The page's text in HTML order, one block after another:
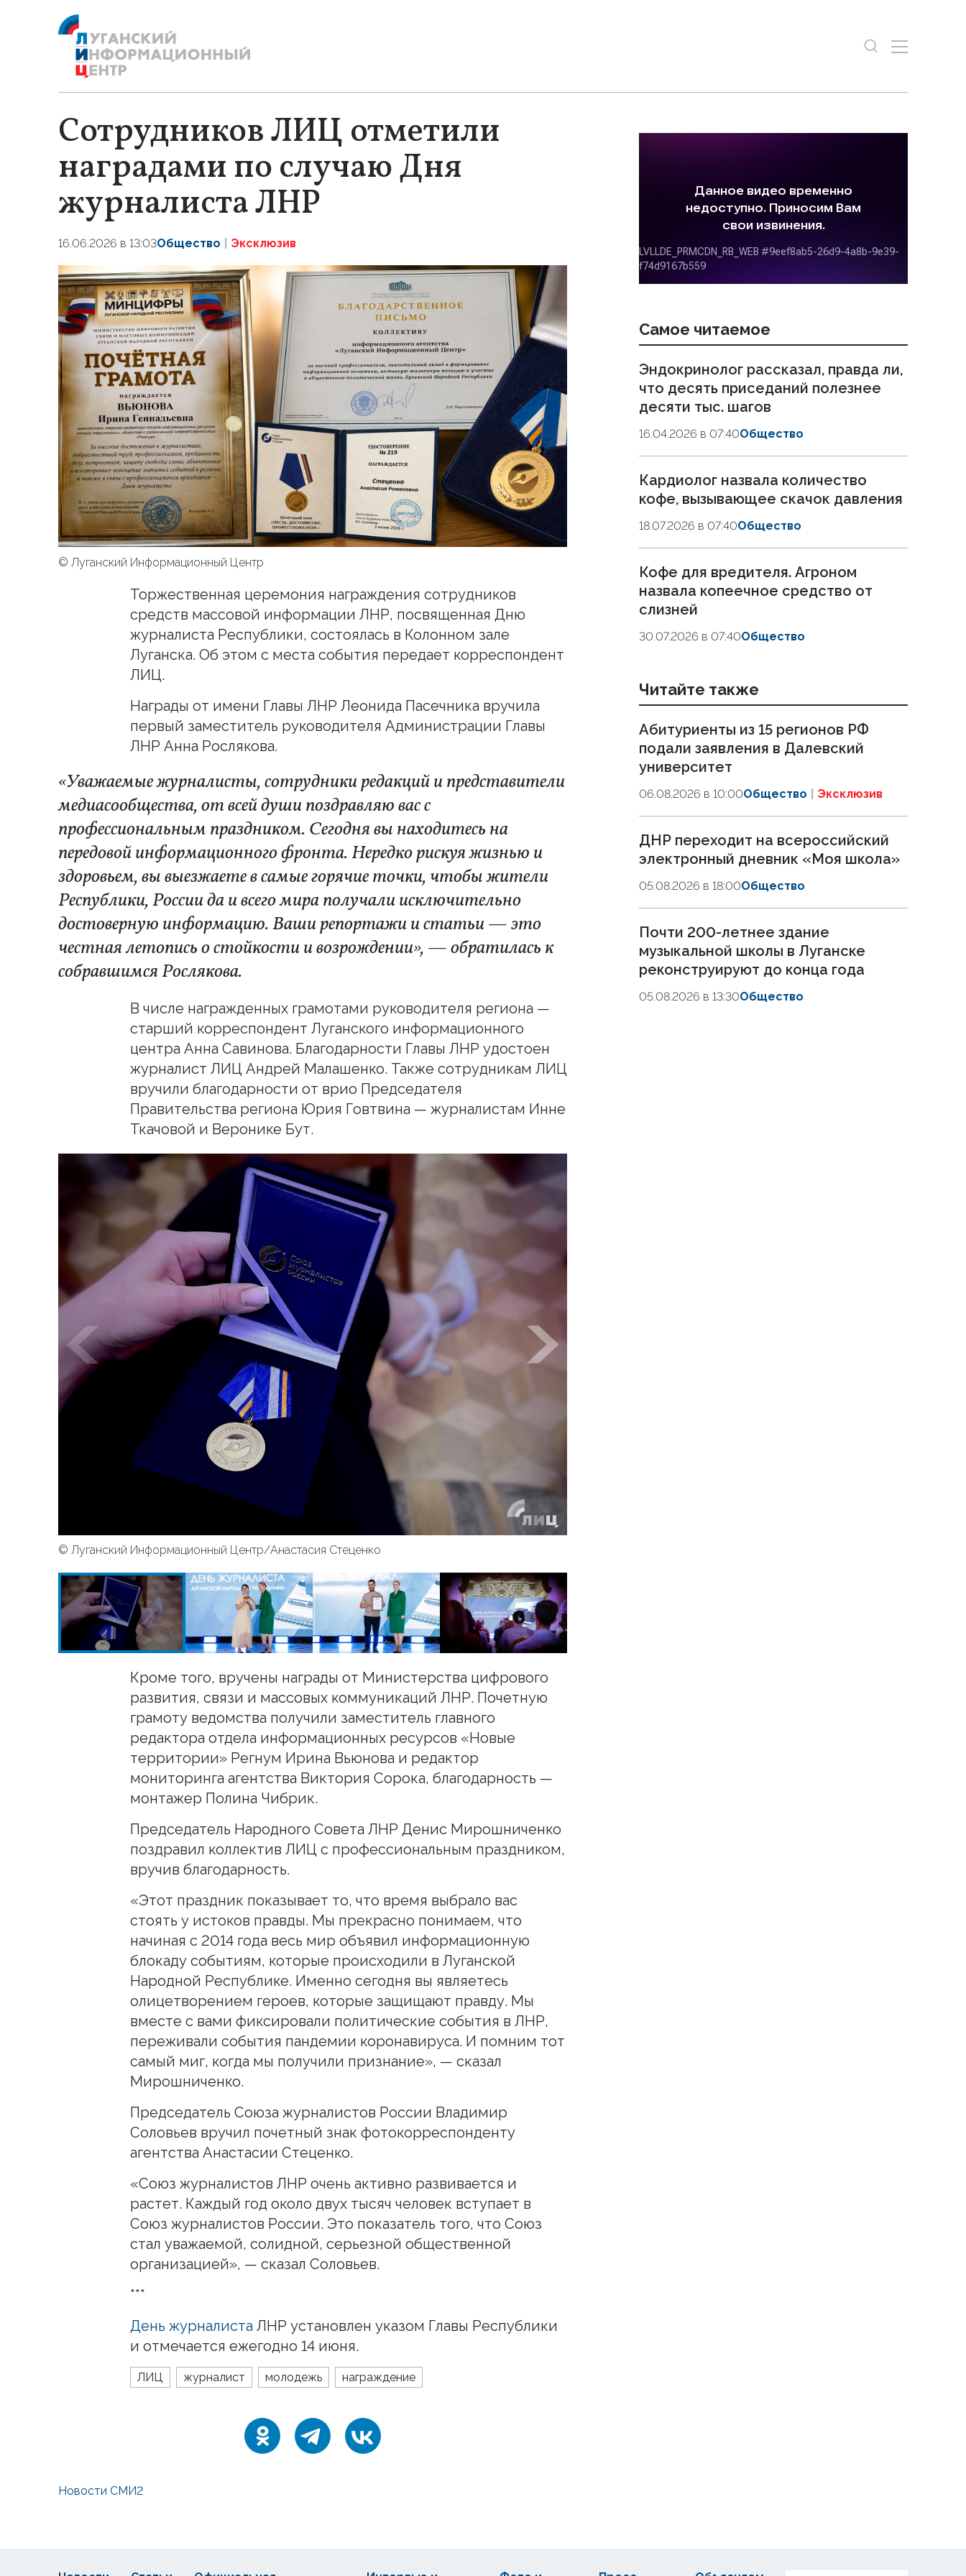
Сотрудников ЛИЦ отметили
наградами по случаю Дня
журналиста ЛНР
16.06.2026 в 13:03Общество Эксклюзив
© Луганский Информационный Центр
Торжественная церемония награждения сотрудников
средств массовой информации ЛНР, посвященная Дню
журналиста Республики, состоялась в Колонном зале
Луганска. Об этом с места события передает корреспондент
ЛИЦ.
Награды от имени Главы ЛНР Леонида Пасечника вручила
первый заместитель руководителя Администрации Главы
ЛНР Анна Рослякова.
«Уважаемые журналисты, сотрудники редакций и представители
медиасообщества, от всей души поздравляю вас с
профессиональным праздником. Сегодня вы находитесь на
передовой информационного фронта. Нередко рискуя жизнью и
здоровьем, вы выезжаете в самые горячие точки, чтобы жители
Республики, России да и всего мира получали исключительно
достоверную информацию. Ваши репортажи и статьи — это
честная летопись о стойкости и возрождении», — обратилась к
собравшимся Рослякова.
В числе награжденных грамотами руководителя региона —
старший корреспондент Луганского информационного
центра Анна Савинова. Благодарности Главы ЛНР удостоен
журналист ЛИЦ Андрей Малашенко. Также сотрудникам ЛИЦ
вручили благодарности от врио Председателя
Правительства региона Юрия Говтвина — журналистам Инне
Ткачовой и Веронике Бут.
© Луганский Информационный Центр/Анастасия Стеценко
Кроме того, вручены награды от Министерства цифрового
развития, связи и массовых коммуникаций ЛНР. Почетную
грамоту ведомства получили заместитель главного
редактора отдела информационных ресурсов «Новые
территории» Регнум Ирина Вьюнова и редактор
мониторинга агентства Виктория Сорока, благодарность —
монтажер Полина Чибрик.
Председатель Народного Совета ЛНР Денис Мирошниченко
поздравил коллектив ЛИЦ с профессиональным праздником,
вручив благодарность.
«Этот праздник показывает то, что время выбрало вас
стоять у истоков правды. Мы прекрасно понимаем, что
начиная с 2014 года весь мир объявил информационную
блокаду событиям, которые происходили в Луганской
Народной Республике. Именно сегодня вы являетесь
олицетворением героев, которые защищают правду. Мы
вместе с вами фиксировали политические события в ЛНР,
переживали события пандемии коронавируса. И помним тот
самый миг, когда мы получили признание», — сказал
Мирошниченко.
Председатель Союза журналистов России Владимир
Соловьев вручил почетный знак фотокорреспонденту
агентства Анастасии Стеценко.
«Союз журналистов ЛНР очень активно развивается и
растет. Каждый год около двух тысяч человек вступает в
Союз журналистов России. Это показатель того, что Союз
стал уважаемой, солидной, серьезной общественной
организацией», — сказал Соловьев.
***
День журналиста ЛНР установлен указом Главы Республики
и отмечается ежегодно 14 июня.
ЛИЦ журналист молодежь награждение
Самое читаемое
Эндокринолог рассказал, правда ли,
что десять приседаний полезнее
десяти тыс. шагов
16.04.2026 в 07:40Общество
Кардиолог назвала количество
кофе, вызывающее скачок давления
18.07.2026 в 07:40Общество
Кофе для вредителя. Агроном
назвала копеечное средство от
слизней
30.07.2026 в 07:40Общество
Читайте также
Абитуриенты из 15 регионов РФ
подали заявления в Далевский
университет
06.08.2026 в 10:00Общество Эксклюзив
ДНР переходит на всероссийский
электронный дневник «Моя школа»
05.08.2026 в 18:00Общество
Почти 200-летнее здание
музыкальной школы в Луганске
реконструируют до конца года
05.08.2026 в 13:30Общество
Новости СМИ2